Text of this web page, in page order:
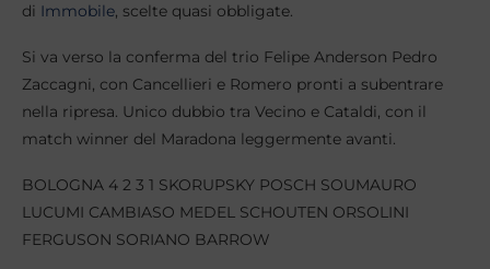
di Immobile, scelte quasi obbligate.
Si va verso la conferma del trio Felipe Anderson Pedro
Zaccagni, con Cancellieri e Romero pronti a subentrare
nella ripresa. Unico dubbio tra Vecino e Cataldi, con il
match winner del Maradona leggermente avanti.
BOLOGNA 4 2 3 1 SKORUPSKY POSCH SOUMAURO
LUCUMI CAMBIASO MEDEL SCHOUTEN ORSOLINI
FERGUSON SORIANO BARROW